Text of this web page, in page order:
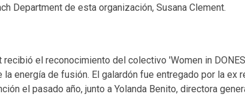
Department de esta organización, Susana Clement.
recibió el reconocimiento del colectivo 'Women in
energía de fusión. El galardón fue entregado por la ex
el pasado año, junto a Yolanda Benito, directora